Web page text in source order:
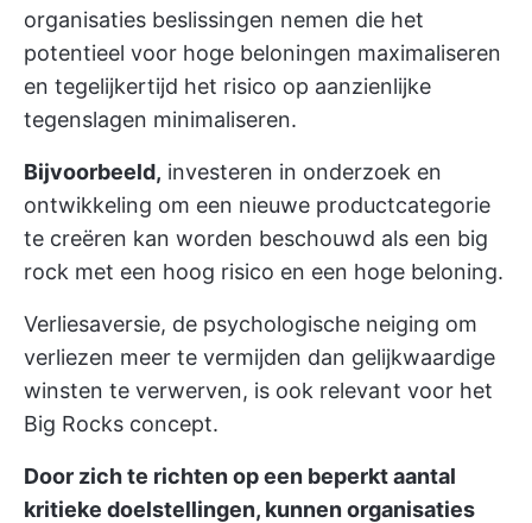
organisaties beslissingen nemen die het
potentieel voor hoge beloningen maximaliseren
en tegelijkertijd het risico op aanzienlijke
tegenslagen minimaliseren.
Bijvoorbeeld, investeren in onderzoek en
ontwikkeling om een nieuwe productcategorie
te creëren kan worden beschouwd als een big
rock met een hoog risico en een hoge beloning.
Verliesaversie, de psychologische neiging om
verliezen meer te vermijden dan gelijkwaardige
winsten te verwerven, is ook relevant voor het
Big Rocks concept.
Door zich te richten op een beperkt aantal
kritieke doelstellingen, kunnen organisaties